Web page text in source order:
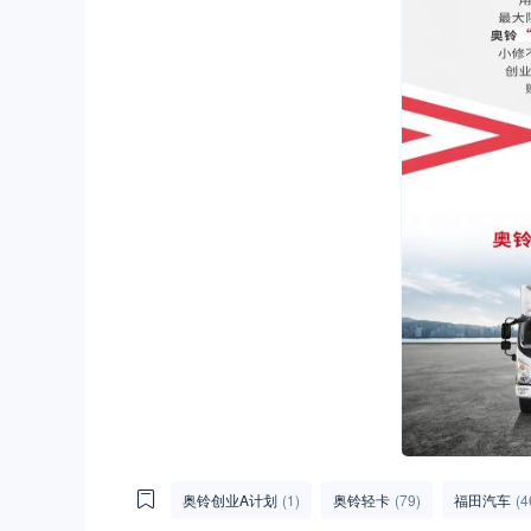
奥铃创业A计划 (1) 奥铃轻卡 (79) 福田汽车